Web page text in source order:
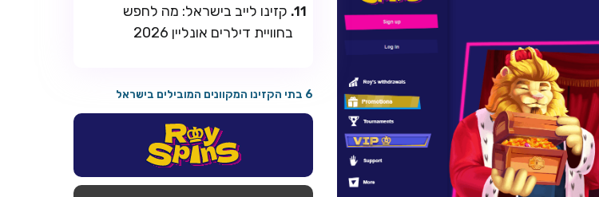
קזינו לייב בישראל: מה לחפש
בחוויית דילרים אונליין 2026
6 בתי הקזינו המקוונים המובילים בישראל